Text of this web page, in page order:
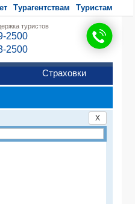
Турагентствам Туристам
туристов
2500
2500
Страховки
X